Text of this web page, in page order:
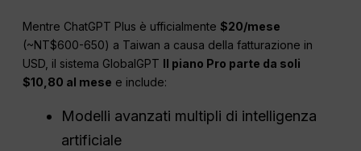
Mentre ChatGPT Plus è ufficialmente$20/mese
(~NT$600-650) a Taiwan a causa della fatturazione in
USD, il sistema GlobalGPT Il piano Pro parte da soli
$10,80 al mese e include:
Modelli avanzati multipli di intelligenza
artificiale